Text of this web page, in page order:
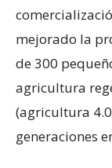
mejorado la
de 300
agricultura
(agricultura
generaciones